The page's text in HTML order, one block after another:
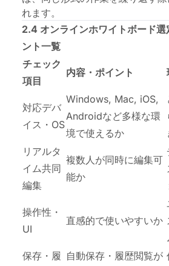
れます。
2.4 オンラインホワイトボード選
ント一覧
チェック
項目
内容・ポイント
対応デバ
イス・OS
Windows, Mac, iOS,
Androidなど多様な環
境で使えるか
リアルタ
イム共同
編集
複数人が同時に編集可
能か
操作性・
UI
直感的で使いやすいか
保存・履 自動保存・履歴閲覧が